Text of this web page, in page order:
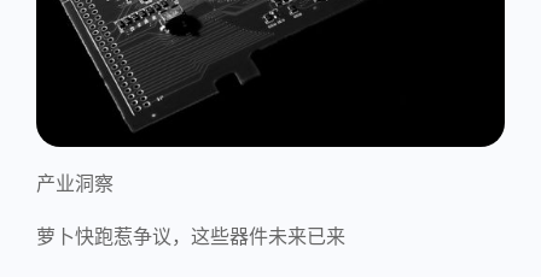
产业洞察
萝卜快跑惹争议，这些器件未来已来